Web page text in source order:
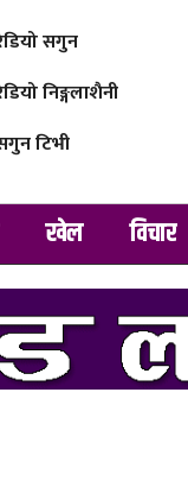
सगुन
निङ्गलाशैनी
टिभी
खेल विचार